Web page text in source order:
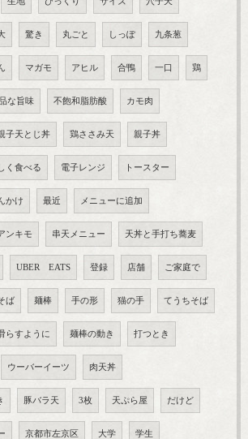
驚き 丸ごと しっぽ 九条葱
マガモ アヒル 合鴨 一口 鶏
品な旨味 不飽和脂肪酸 カモ肉
子天とじ丼 鶏ささみ天 親子丼
く食べる 電子レンジ トースター
かけ 最近 メニューに追加
ンキモ 串天メニュー 天丼と手打ち蕎麦
UBER EATS 登録 店舗 ご家庭で
ば 麺棒 手の形 猫の手 てうちそば
らすように 麺棒の動き 打つとき
ウーバーイーツ 肉天丼
豚バラ天 3枚 天ぷら屋 だけど
京都市左京区 大学 学生